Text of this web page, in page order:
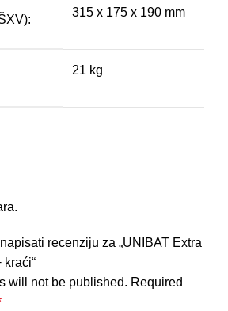
315 x 175 x 190 mm
21 kg
recenziju za „UNIBAT Extra
kraći“
will not be published. Required